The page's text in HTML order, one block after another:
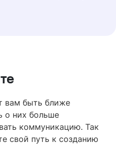
вам быть ближе
о них больше
коммуникацию. Так
свой путь к созданию